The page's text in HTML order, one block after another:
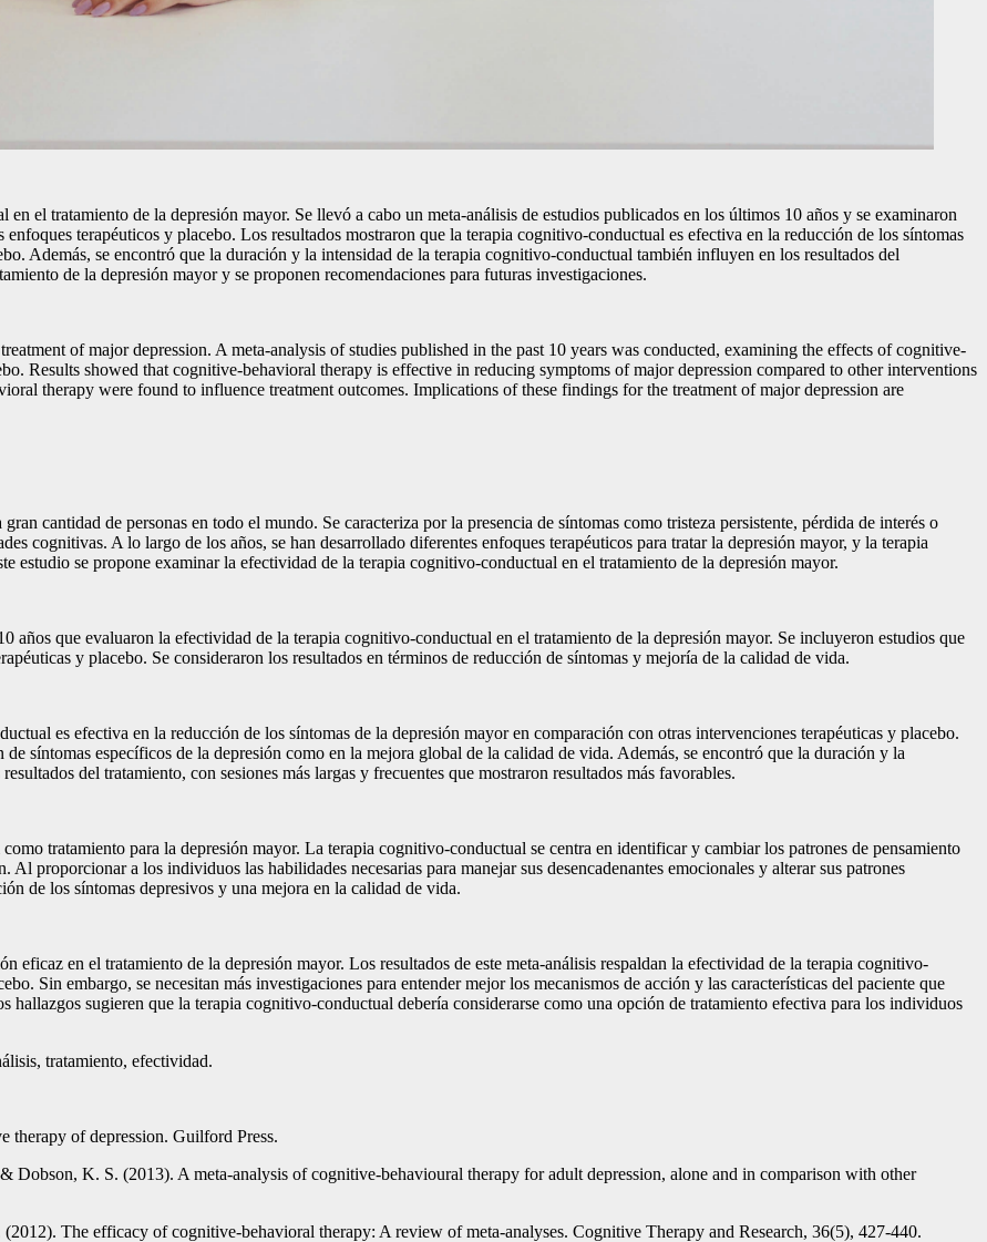
el tratamiento de la depresión mayor. Se llevó a cabo un meta-análisis de estudios publicados en los últimos 10 años y se examinaron
terapéuticos y placebo. Los resultados mostraron que la terapia cognitivo-conductual es efectiva en la reducción de los síntomas
Además, se encontró que la duración y la intensidad de la terapia cognitivo-conductual también influyen en los resultados del
de la depresión mayor y se proponen recomendaciones para futuras investigaciones.
of major depression. A meta-analysis of studies published in the past 10 years was conducted, examining the effects of cognitive-
Results showed that cognitive-behavioral therapy is effective in reducing symptoms of major depression compared to other interventions
therapy were found to influence treatment outcomes. Implications of these findings for the treatment of major depression are
cantidad de personas en todo el mundo. Se caracteriza por la presencia de síntomas como tristeza persistente, pérdida de interés o
cognitivas. A lo largo de los años, se han desarrollado diferentes enfoques terapéuticos para tratar la depresión mayor, y la terapia
estudio se propone examinar la efectividad de la terapia cognitivo-conductual en el tratamiento de la depresión mayor.
años que evaluaron la efectividad de la terapia cognitivo-conductual en el tratamiento de la depresión mayor. Se incluyeron estudios que
y placebo. Se consideraron los resultados en términos de reducción de síntomas y mejoría de la calidad de vida.
es efectiva en la reducción de los síntomas de la depresión mayor en comparación con otras intervenciones terapéuticas y placebo.
síntomas específicos de la depresión como en la mejora global de la calidad de vida. Además, se encontró que la duración y la
del tratamiento, con sesiones más largas y frecuentes que mostraron resultados más favorables.
tratamiento para la depresión mayor. La terapia cognitivo-conductual se centra en identificar y cambiar los patrones de pensamiento
proporcionar a los individuos las habilidades necesarias para manejar sus desencadenantes emocionales y alterar sus patrones
de los síntomas depresivos y una mejora en la calidad de vida.
eficaz en el tratamiento de la depresión mayor. Los resultados de este meta-análisis respaldan la efectividad de la terapia cognitivo-
Sin embargo, se necesitan más investigaciones para entender mejor los mecanismos de acción y las características del paciente que
sugieren que la terapia cognitivo-conductual debería considerarse como una opción de tratamiento efectiva para los individuos
tratamiento, efectividad.
of depression. Guilford Press.
K. S. (2013). A meta-analysis of cognitive-behavioural therapy for adult depression, alone and in comparison with other
The efficacy of cognitive-behavioral therapy: A review of meta-analyses. Cognitive Therapy and Research, 36(5), 427-440.